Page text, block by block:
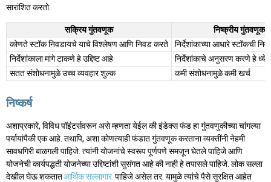
सारांशित करतो.
सक्रिय गुंतवणूक
निष्क्रीय गुंतवणूक
कोणते स्टॉक निवडायचे याचे विश्लेषण आणि निवड करते
निर्देशांकाच्या आधारे स्टॉकची
निर्देशांकाला मागे टाकणे हे उद्दिष्ट आहे
निर्देशांकाचे अनुसरण करणे हे
सतत संशोधनामुळे उच्च व्यवहार शुल्क
कमी संशोधनामुळे कमी खर्च
निष्कर्ष
अशाप्रकारे, विविध पॉइंटर्सवरून असे म्हणता येईल की इंडेक्स फंड हा गुंतवणुकीच्या चांगल्या
पर्यायांपैकी एक आहे. तथापि, अशा कोणत्याही फंडात गुंतवणूक करताना व्यक्तींनी नेहमी
सावधगिरी बाळगली पाहिजे. त्यांनी योजनांचे स्वरूप पूर्णपणे समजून घेतले पाहिजे आणि
योजनेची कार्यपद्धती योजनेच्या उद्दिष्टांशी सुसंगत आहे की नाही हे तपासले पाहिजे. लोक सल्ला
देखील घेऊ शकतातआर्थिक सल्लागार पाहिजे असेल तर. यामुळे त्यांचे पैसे सुरक्षित आहेत